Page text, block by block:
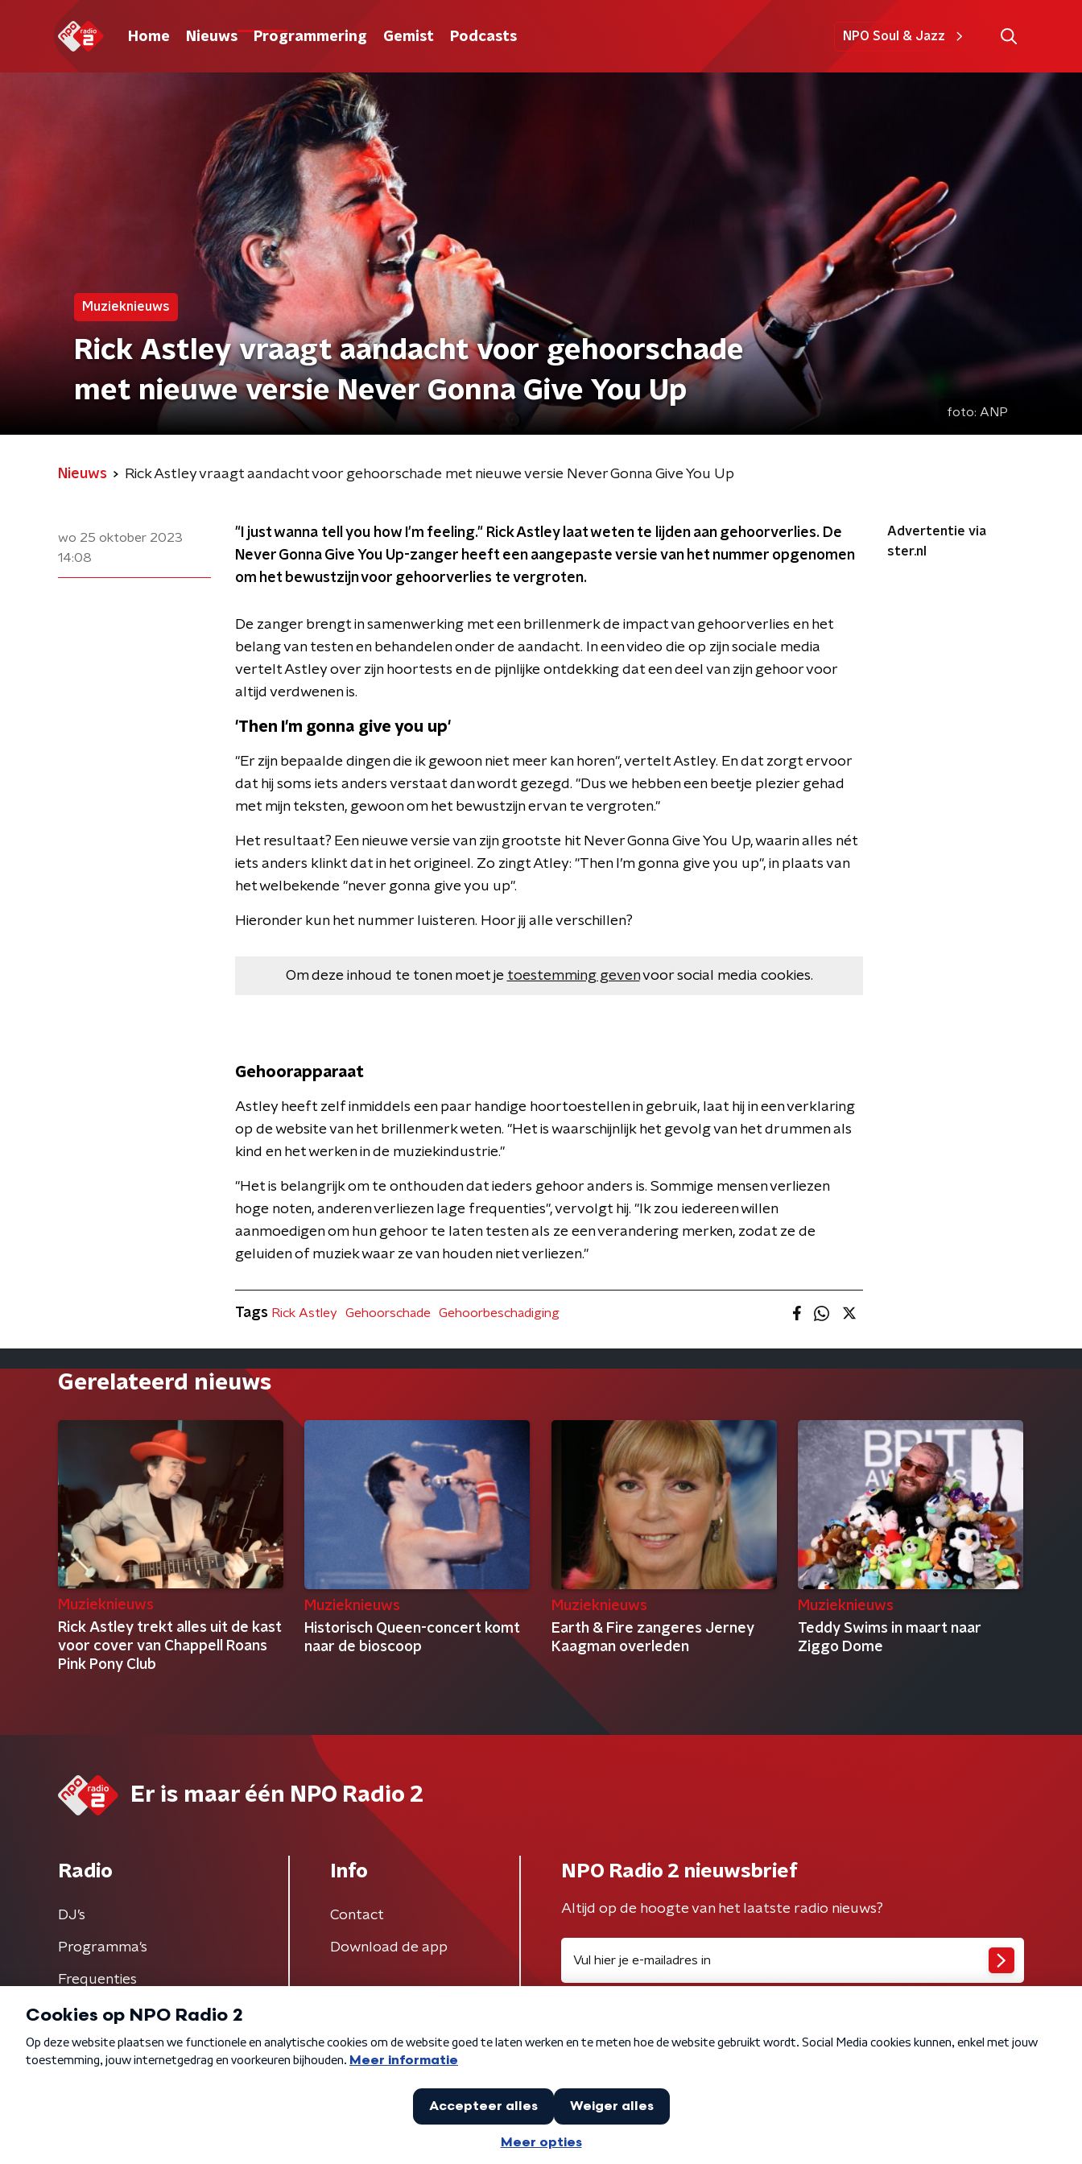
Home Nieuws Programmering Gemist Podcasts NPO Soul & Jazz
Muzieknieuws
Rick Astley vraagt aandacht voor gehoorschade
met nieuwe versie Never Gonna Give You Up
foto: ANP
Nieuws Rick Astley vraagt aandacht voor gehoorschade met nieuwe versie Never Gonna Give You Up
wo 25 oktober 2023
14:08
"I just wanna tell you how I'm feeling." Rick Astley laat weten te lijden aan gehoorverlies. De
Never Gonna Give You Up-zanger heeft een aangepaste versie van het nummer opgenomen
om het bewustzijn voor gehoorverlies te vergroten.
De zanger brengt in samenwerking met een brillenmerk de impact van gehoorverlies en het
belang van testen en behandelen onder de aandacht. In een video die op zijn sociale media
vertelt Astley over zijn hoortests en de pijnlijke ontdekking dat een deel van zijn gehoor voor
altijd verdwenen is.
'Then I'm gonna give you up'
"Er zijn bepaalde dingen die ik gewoon niet meer kan horen", vertelt Astley. En dat zorgt ervoor
dat hij soms iets anders verstaat dan wordt gezegd. "Dus we hebben een beetje plezier gehad
met mijn teksten, gewoon om het bewustzijn ervan te vergroten."
Het resultaat? Een nieuwe versie van zijn grootste hit Never Gonna Give You Up, waarin alles nét
iets anders klinkt dat in het origineel. Zo zingt Atley: "Then I’m gonna give you up", in plaats van
het welbekende "never gonna give you up".
Hieronder kun het nummer luisteren. Hoor jij alle verschillen?
Om deze inhoud te tonen moet je toestemming gevenvoor social media cookies.
Gehoorapparaat
Astley heeft zelf inmiddels een paar handige hoortoestellen in gebruik, laat hij in een verklaring
op de website van het brillenmerk weten. "Het is waarschijnlijk het gevolg van het drummen als
kind en het werken in de muziekindustrie."
"Het is belangrijk om te onthouden dat ieders gehoor anders is. Sommige mensen verliezen
hoge noten, anderen verliezen lage frequenties", vervolgt hij. "Ik zou iedereen willen
aanmoedigen om hun gehoor te laten testen als ze een verandering merken, zodat ze de
geluiden of muziek waar ze van houden niet verliezen."
Advertentie via
ster.nl
Tags Rick Astley Gehoorschade Gehoorbeschadiging
Gerelateerd nieuws
Muzieknieuws
Rick Astley trekt alles uit de kast
voor cover van Chappell Roans
Pink Pony Club
Muzieknieuws
Historisch Queen-concert komt
naar de bioscoop
Muzieknieuws
Earth & Fire zangeres Jerney
Kaagman overleden
Muzieknieuws
Teddy Swims in maart naar
Ziggo Dome
Er is maar één NPO Radio 2
Radio
DJ’s
Programma's
Frequenties
Info
Contact
Download de app
NPO Radio 2 nieuwsbrief
Altijd op de hoogte van het laatste radio nieuws?
Algemene voorwaarden Privacybeleid